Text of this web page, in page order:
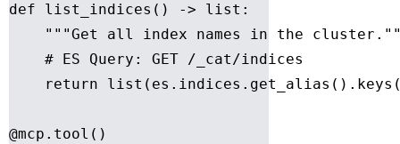
def list_indices() -> list:
"""Get all index names in the
    # ES Query: GET /_cat/indices
return
@mcp.tool()